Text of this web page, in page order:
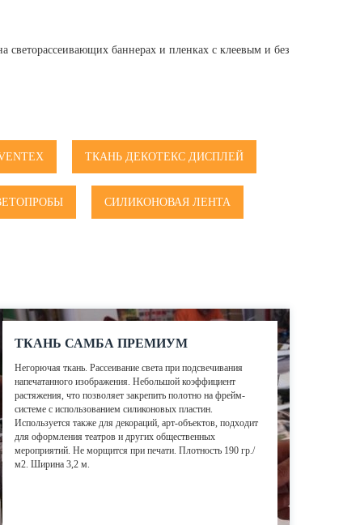
баннерах и пленках с клеевым и без
ТКАНЬ ДЕКОТЕКС ДИСПЛЕЙ
СИЛИКОНОВАЯ ЛЕНТА
ТКАНЬ САМБА ПРЕМИУМ
Негорючая ткань. Рассеивание света при подсвечивания
напечатанного изображения. Небольшой коэффициент
растяжения, что позволяет закрепить полотно на фрейм-
системе с использованием силиконовых пластин.
Используется также для декораций, арт-объектов, подходит
для оформления театров и других общественных
мероприятий. Не морщится при печати. Плотность 190 гр./
м2. Ширина 3,2 м.